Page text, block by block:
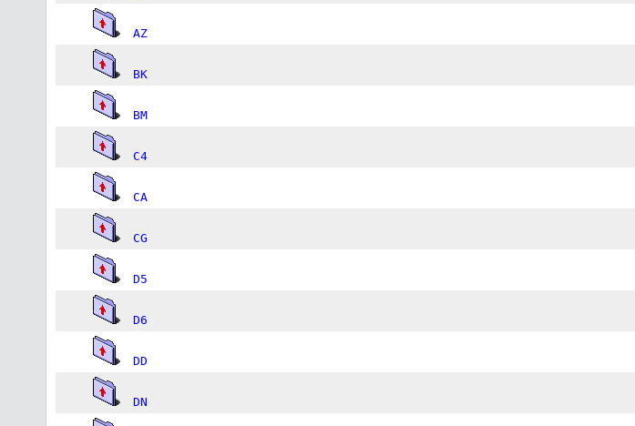
AZ
BK
BM
C4
CA
CG
D5
D6
DD
DN